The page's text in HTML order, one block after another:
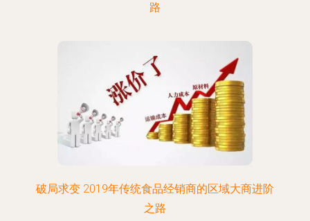
路
破局求变 2019年传统食品经销商的区域大商进阶
之路